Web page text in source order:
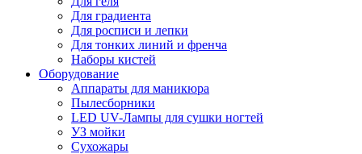
Для градиента
Для росписи и лепки
Для тонких линий и френча
Наборы кистей
Оборудование
Аппараты для маникюра
Пылесборники
LED UV-Лампы для сушки ногтей
УЗ мойки
Сухожары